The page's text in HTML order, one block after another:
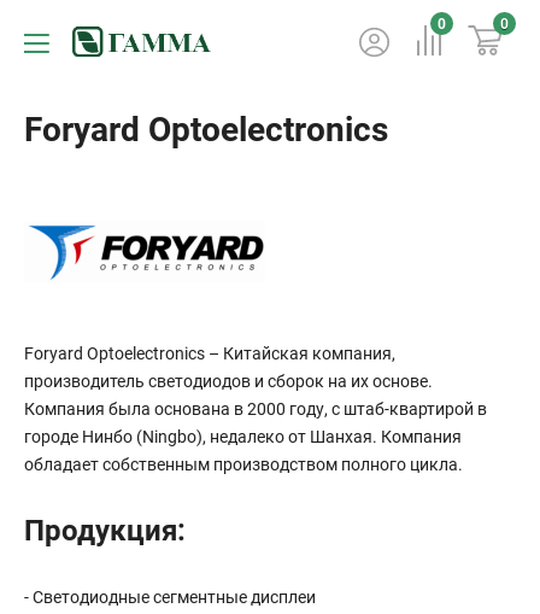
0 0
Foryard Optoelectronics
Foryard Optoelectronics – Китайская компания,
производитель светодиодов и сборок на их основе.
Компания была основана в 2000 году, с штаб-квартирой в
городе Нинбо (Ningbo), недалеко от Шанхая. Компания
обладает собственным производством полного цикла.
Продукция:
- Светодиодные сегментные дисплеи